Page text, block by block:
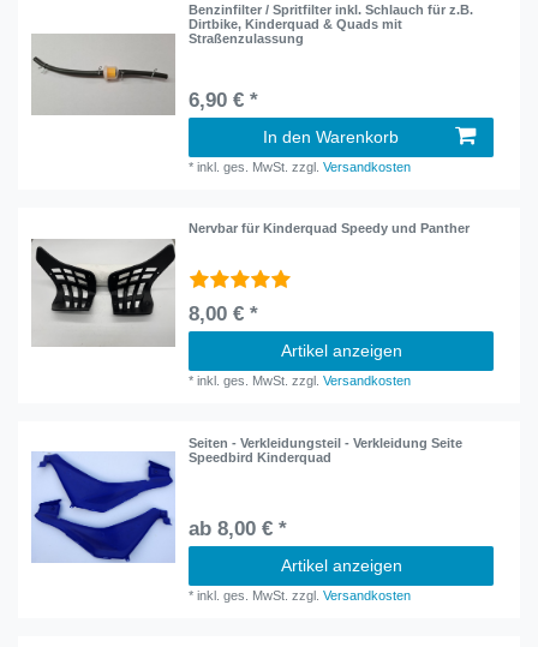
Benzinfilter / Spritfilter inkl. Schlauch für z.B.
Dirtbike, Kinderquad & Quads mit
Straßenzulassung
6,90 € *
In den Warenkorb
*inkl. ges. MwSt. zzgl.Versandkosten
Nervbar für Kinderquad Speedy und Panther
8,00 € *
Artikel anzeigen
*inkl. ges. MwSt. zzgl.Versandkosten
Seiten - Verkleidungsteil - Verkleidung Seite
Speedbird Kinderquad
ab 8,00 € *
Artikel anzeigen
*inkl. ges. MwSt. zzgl.Versandkosten